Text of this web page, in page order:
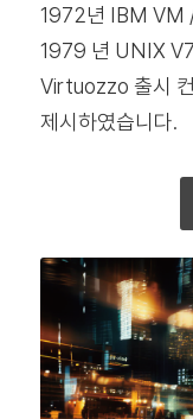
1972년 IBM VM /
1979 년 UNIX
Virtuozzo 출시
제시하였습니다.